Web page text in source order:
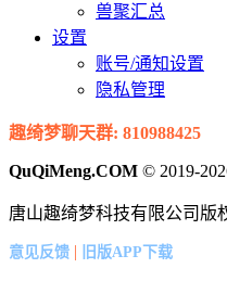
兽聚汇总
设置
账号/通知设置
隐私管理
趣绮梦聊天群: 810988425
QuQiMeng.COM © 2019-
唐山趣绮梦科技有限公司版
意见反馈 | 旧版APP下载